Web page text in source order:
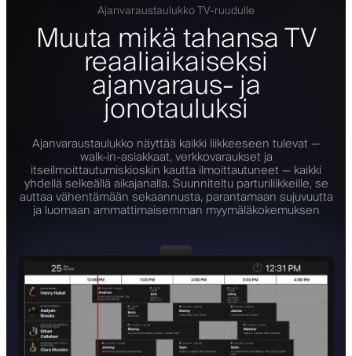
Ajanvaraustaulukko TV-ruudulle
Muuta mikä tahansa TV
reaaliaikaiseksi
ajanvaraus- ja
jonotauluksi
Ajanvaraustaulukko näyttää kaikki liikkeeseen tulevat —
walk-in-asiakkaat, verkkovaraukset ja
itseilmoittautumiskioskin kautta ilmoittautuneet — kaikki
yhdellä selkeällä aikajanalla. Suunniteltu parturiliikkeille, se
auttaa vähentämään sekaannusta, parantamaan sujuvuutta
ja luomaan ammattimaisemman myymäläkokemuksen